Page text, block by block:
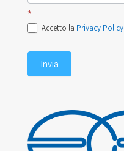
*
Accetto la Privacy Policy
Invia